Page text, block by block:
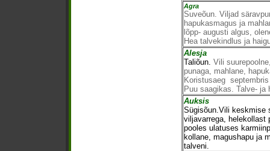
Agra
Suveõun. Viljad
hapukasmagus ja
lõpp- augusti algus,
Hea talvekindlus ja
Alesja
Taliõun. Vili
punaga, mahlane,
Koristusaeg
Puu saagikas. Talve- ja
Auksis
Sügisõun.Vili keskmise
viljavarrega, helekollast
pooles ulatuses
kollane, magushapu ja
talveni.